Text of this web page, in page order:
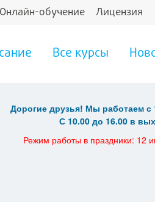
Онлайн-обучение Лицензия
Все курсы
Дорогие друзья! Мы работаем с
С 10.00 до 16.00 в
Режим работы в праздники: 12